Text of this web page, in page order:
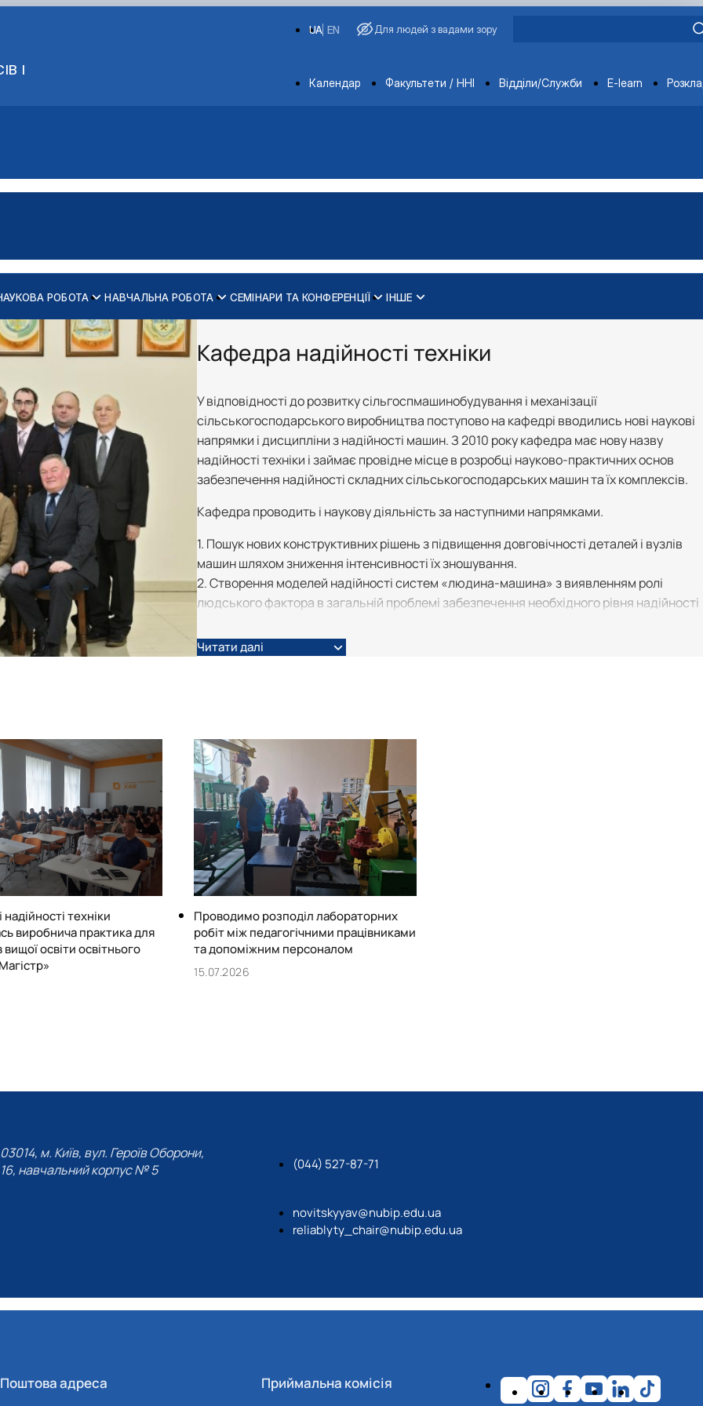
І
EN
UA Для людей з вадами зору
Departments
Календар Факультети / ННІ Відділи/Служби E-learn
виробництва
РОБОТА НАВЧАЛЬНА РОБОТА СЕМІНАРИ ТА КОНФЕРЕНЦІЇ ІНШЕ
Кафедра надійності техніки
У відповідності до розвитку сільгоспмашинобудування і механізації
сільськогосподарського виробництва поступово на кафедрі вводились нові наукові
напрямки і дисципліни з надійності машин. З 2010 року кафедра має нову назву
надійності техніки і займає провідне місце в розробці науково-практичних основ
забезпечення надійності складних сільськогосподарських машин та їх комплексів.
Кафедра проводить і наукову діяльність за наступними напрямками.
1. Пошук нових конструктивних рішень з підвищення довговічності деталей і вузлів
машин шляхом зниження інтенсивності їх зношування.
2. Створення моделей надійності систем «людина-машина» з виявленням ролі
людського фактора в загальній проблемі забезпечення необхідного рівня надійності
3. Оцінка та забезпечення ремонтопридатності сільськогосподарської техніки.
4. Розробка конструкцій та дослідження експлуатаційних параметрів складної
ефективністю мобільних технічних систем на основі оптимізації процесів фільтрації
робочих середовищ.
Читати далі
техніки
виробнича практика для
вищої освіти освітнього
Проводимо розподіл лабораторних
робіт між педагогічними працівниками
та допоміжним персоналом
15.07.2026
03014, м. Київ, вул. Героїв Оборони,
16, навчальний корпус № 5
(044) 527-87-71
novitskyyav@nubip.edu.ua
reliablyty_chair@nubip.edu.ua
Поштова адреса Приймальна комісія